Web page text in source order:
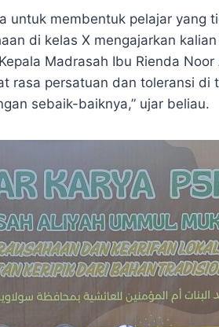
untuk membentuk pelajar
di kelas X mengajarkan
Madrasah Ibu Rienda
rasa persatuan dan toleransi
sebaik-baiknya,” ujar beliau.